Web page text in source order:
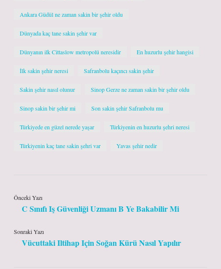
Ankara Güdül ne zaman sakin bir şehir oldu
Dünyada kaç tane sakin şehir var
Dünyanın ilk Cittaslow metropolü neresidir En huzurlu şehir hangisi
İlk sakin şehir neresi Safranbolu kaçıncı sakin şehir
Sakin şehir nasıl olunur Sinop Gerze ne zaman sakin bir şehir oldu
Sinop sakin bir şehir mi Son sakin şehir Safranbolu mu
Türkiyede en güzel nerede yaşar Türkiyenin en huzurlu şehri neresi
Türkiyenin kaç tane sakin şehri var Yavas şehir nedir
Önceki Yazı
C Sınıfı Iş Güvenliği Uzmanı B Ye Bakabilir Mi
Sonraki Yazı
Vücuttaki Iltihap Için Soğan Kürü Nasıl Yapılır